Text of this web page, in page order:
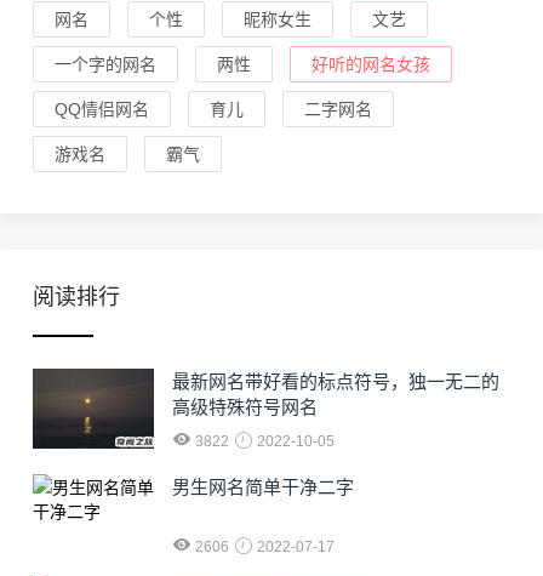
网名 个性 昵称女生 文艺
一个字的网名 两性 好听的网名女孩
QQ情侣网名 育儿 二字网名
游戏名 霸气
阅读排行
最新网名带好看的标点符号，独一无二的
高级特殊符号网名
3822 2022-10-05
男生网名简单干净二字
2606 2022-07-17